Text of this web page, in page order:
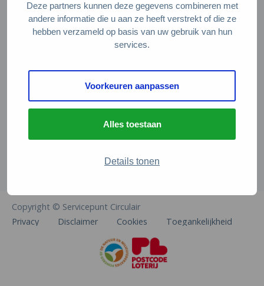
Deze partners kunnen deze gegevens combineren met
andere informatie die u aan ze heeft verstrekt of die ze
hebben verzameld op basis van uw gebruik van hun
services.
Voorkeuren aanpassen
Alles toestaan
Details tonen
Servicepunt Team
Veelgestelde vragen
De Natuur en Milieufederaties
Arthur van Schendelstraat 600
info@natuurenmilieufederaties.nl
Copyright © Servicepunt Circulair
Privacy
Disclaimer Cookies Toegankelijkheid